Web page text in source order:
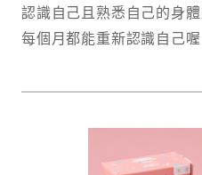
認識自己且熟悉自己的身
每個月都能重新認識自己喔